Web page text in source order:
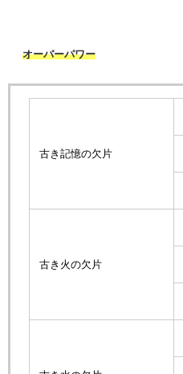
オーバーパワー
古き記憶の欠片
古き火の欠片